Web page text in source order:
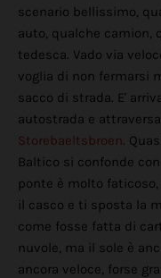
scenario bellissimo,
auto, qualche camion,
tedesca. Vado via
voglia di non fermarsi
sacco di strada. E'
autostrada e
Storebaeltsbroen.
Baltico si confonde
ponte è molto
il casco e ti sposta la
come fosse fatta di
nuvole, ma il sole è
ancora veloce, forse